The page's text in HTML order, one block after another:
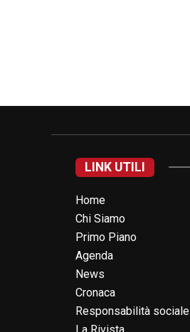
LINK UTILI
Home
Chi Siamo
Primo Piano
Agenda
News
Cronaca
Responsabilità sociale